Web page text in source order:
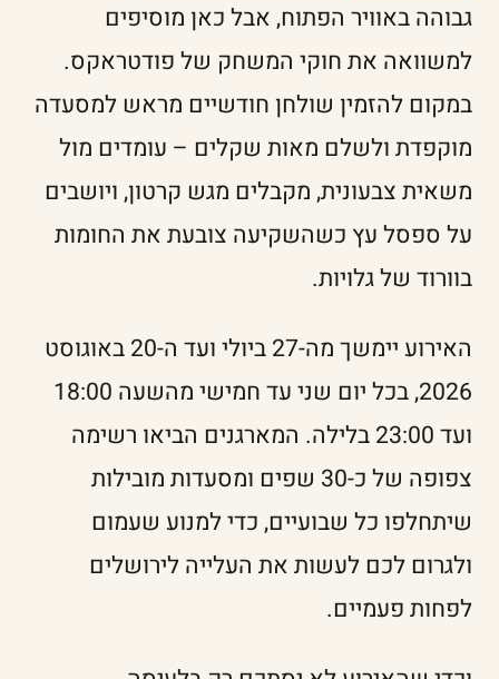
גבוהה באוויר הפתוח, אבל כאן מוסיפים
למשוואה את חוקי המשחק של פודטראקס.
במקום להזמין שולחן חודשיים מראש למסעדה
מוקפדת ולשלם מאות שקלים – עומדים מול
משאית צבעונית, מקבלים מגש קרטון, ויושבים
על ספסל עץ כשהשקיעה צובעת את החומות
בוורוד של גלויות.
האירוע יימשך מה-27 ביולי ועד ה-20 באוגוסט
2026, בכל יום שני עד חמישי מהשעה 18:00
ועד 23:00 בלילה. המארגנים הביאו רשימה
צפופה של כ-30 שפים ומסעדות מובילות
שיתחלפו כל שבועיים, כדי למנוע שעמום
ולגרום לכם לעשות את העלייה לירושלים
לפחות פעמיים.